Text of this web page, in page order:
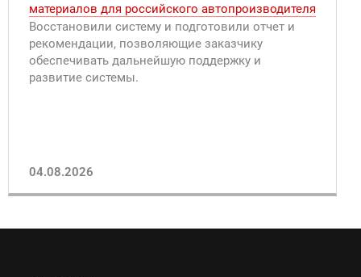
материалов для российского автопроизводителя
Восстановили систему и подготовили отчет и
рекомендации, позволяющие заказчику
обеспечивать дальнейшую поддержку и
развитие системы.
04.08.2026